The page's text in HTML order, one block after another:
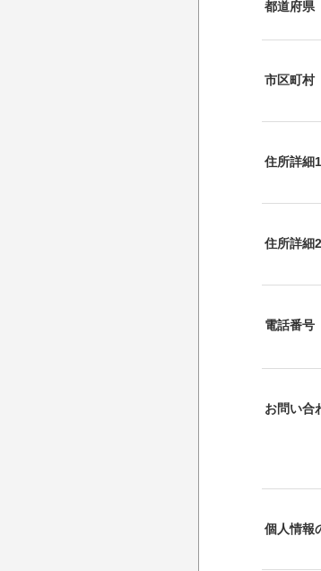
都道府県
市区町村
住所詳細1
住所詳細2
電話番号
お問い合
個人情報